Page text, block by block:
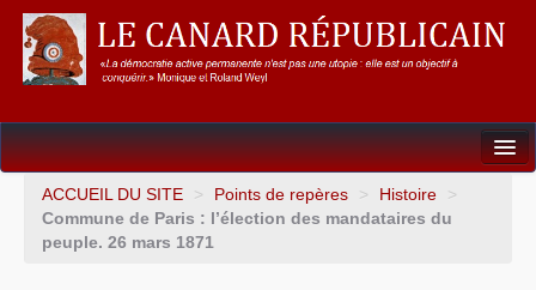
Dossiers
L’Union européenne
ACCUEIL DU SITE > Points de repères > Histoire
>
Commune de Paris : l’élection des mandataires du
peuple. 26 mars 1871